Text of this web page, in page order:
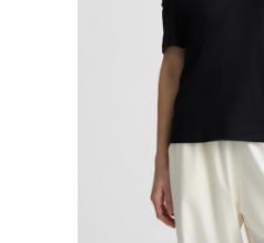
Marques
Outlet